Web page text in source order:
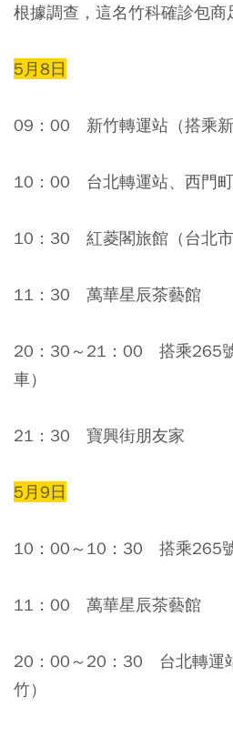
根據調查，這名竹科確診包商
5月8日
09：00 新竹轉運站（搭乘新
10：00 台北轉運站、西門
10：30 紅菱閣旅館（台北市
11：30 萬華星辰茶藝館
20：30～21：00 搭乘265
車）
21：30 寶興街朋友家
5月9日
10：00～10：30 搭乘265號
11：00 萬華星辰茶藝館
20：00～20：30 台北轉運
竹）